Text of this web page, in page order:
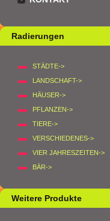
Radierungen
STÄDTE->
LANDSCHAFT->
HÄUSER->
PFLANZEN->
TIERE->
VERSCHIEDENES->
VIER JAHRESZEITEN->
BÄR->
Weitere Produkte